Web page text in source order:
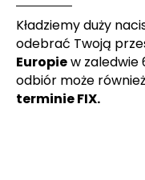
Kładziemy duży
odebrać Twoją
Europiew zaledwie
odbiór może
terminie FIX.